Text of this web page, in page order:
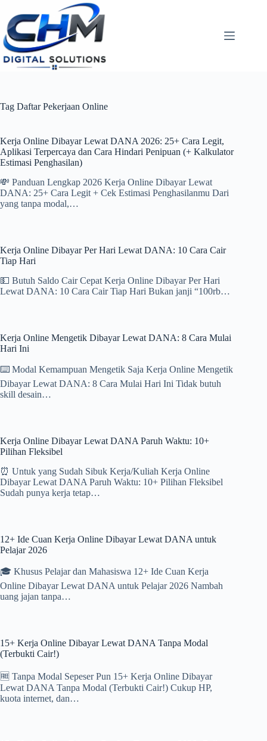
content
Tag Daftar Pekerjaan Online
Kerja Online Dibayar Lewat DANA 2026: 25+ Cara Legit,
Aplikasi Terpercaya dan Cara Hindari Penipuan (+ Kalkulator
Estimasi Penghasilan)
💸 Panduan Lengkap 2026 Kerja Online Dibayar Lewat
DANA: 25+ Cara Legit + Cek Estimasi Penghasilanmu Dari
yang tanpa modal,…
Kerja Online Dibayar Per Hari Lewat DANA: 10 Cara Cair
Tiap Hari
💵 Butuh Saldo Cair Cepat Kerja Online Dibayar Per Hari
Lewat DANA: 10 Cara Cair Tiap Hari Bukan janji “100rb…
Kerja Online Mengetik Dibayar Lewat DANA: 8 Cara Mulai
Hari Ini
⌨️ Modal Kemampuan Mengetik Saja Kerja Online Mengetik
Dibayar Lewat DANA: 8 Cara Mulai Hari Ini Tidak butuh
skill desain…
Kerja Online Dibayar Lewat DANA Paruh Waktu: 10+
Pilihan Fleksibel
⏰ Untuk yang Sudah Sibuk Kerja/Kuliah Kerja Online
Dibayar Lewat DANA Paruh Waktu: 10+ Pilihan Fleksibel
Sudah punya kerja tetap…
12+ Ide Cuan Kerja Online Dibayar Lewat DANA untuk
Pelajar 2026
🎓 Khusus Pelajar dan Mahasiswa 12+ Ide Cuan Kerja
Online Dibayar Lewat DANA untuk Pelajar 2026 Nambah
uang jajan tanpa…
15+ Kerja Online Dibayar Lewat DANA Tanpa Modal
(Terbukti Cair!)
🆓 Tanpa Modal Sepeser Pun 15+ Kerja Online Dibayar
Lewat DANA Tanpa Modal (Terbukti Cair!) Cukup HP,
kuota internet, dan…